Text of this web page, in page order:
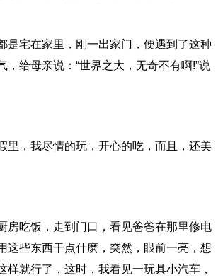
是宅在家里，刚一出家门，便遇到了这种
给母亲说：“世界之大，无奇不有啊!”说
里，我尽情的玩，开心的吃，而且，还美
房吃饭，走到门口，看见爸爸在那里修电
这些东西干点什麽，突然，眼前一亮，想
就行了，这时，我看见一玩具小汽车，